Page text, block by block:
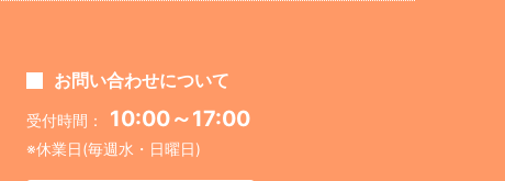
お問い合わせについて
受付時間： 10:00～17:00
※休業日(毎週水・日曜日)